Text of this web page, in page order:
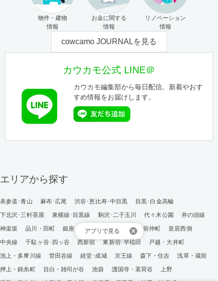
アプリで見る
物件・建物
情報
お金に関する
情報
リノベーション
情報
cowcamo JOURNALを見る
カウカモ公式 LINE＠
カウカモ編集部から毎日配信。新着やおす
すめ情報をお届けします。
エリアから探す
表参道･青山 麻布･広尾 渋谷･恵比寿･中目黒
目黒･白金高輪
下北沢･三軒茶屋
東横線･目黒線 駒沢･二子玉川 代々木公園
井の頭線
神楽坂
品川・田町 銀座・築地 豊洲 清澄・門前仲町
皇居西側
中央線
千駄ヶ谷･四ッ谷 西新宿 東新宿･早稲田
戸越・大井町
池上・多摩川線
世田谷線 経堂･成城 京王線 森下・住吉
浅草・蔵前
押上・錦糸町
目白・雑司が谷 池袋 護国寺・茗荷谷
上野